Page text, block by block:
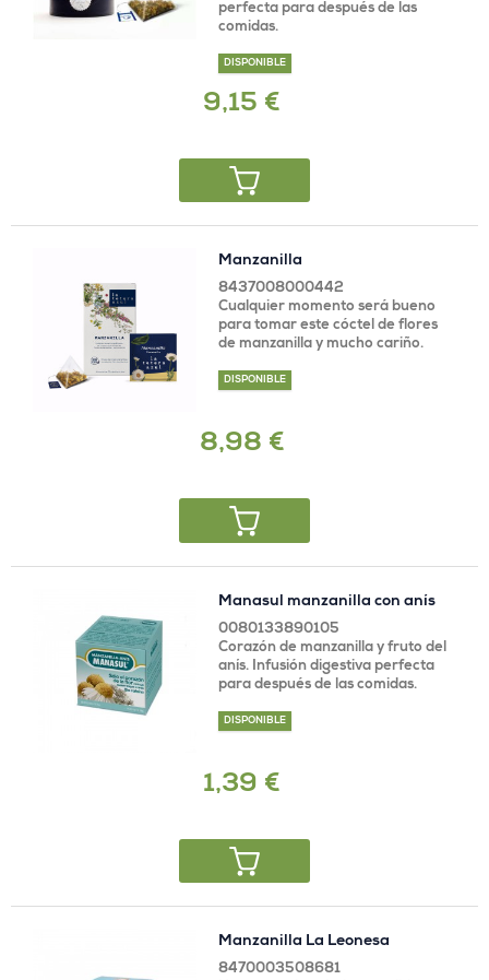
perfecta para después de las
comidas.
DISPONIBLE
9,15 €
Manzanilla
8437008000442
Cualquier momento será bueno
para tomar este cóctel de flores
de manzanilla y mucho cariño.
DISPONIBLE
8,98 €
Manasul manzanilla con anís
0080133890105
Corazón de manzanilla y fruto del
anís. Infusión digestiva perfecta
para después de las comidas.
DISPONIBLE
1,39 €
Manzanilla La Leonesa
8470003508681